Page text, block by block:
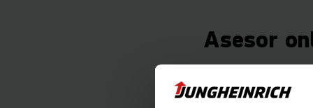
Asesor
necesidades con